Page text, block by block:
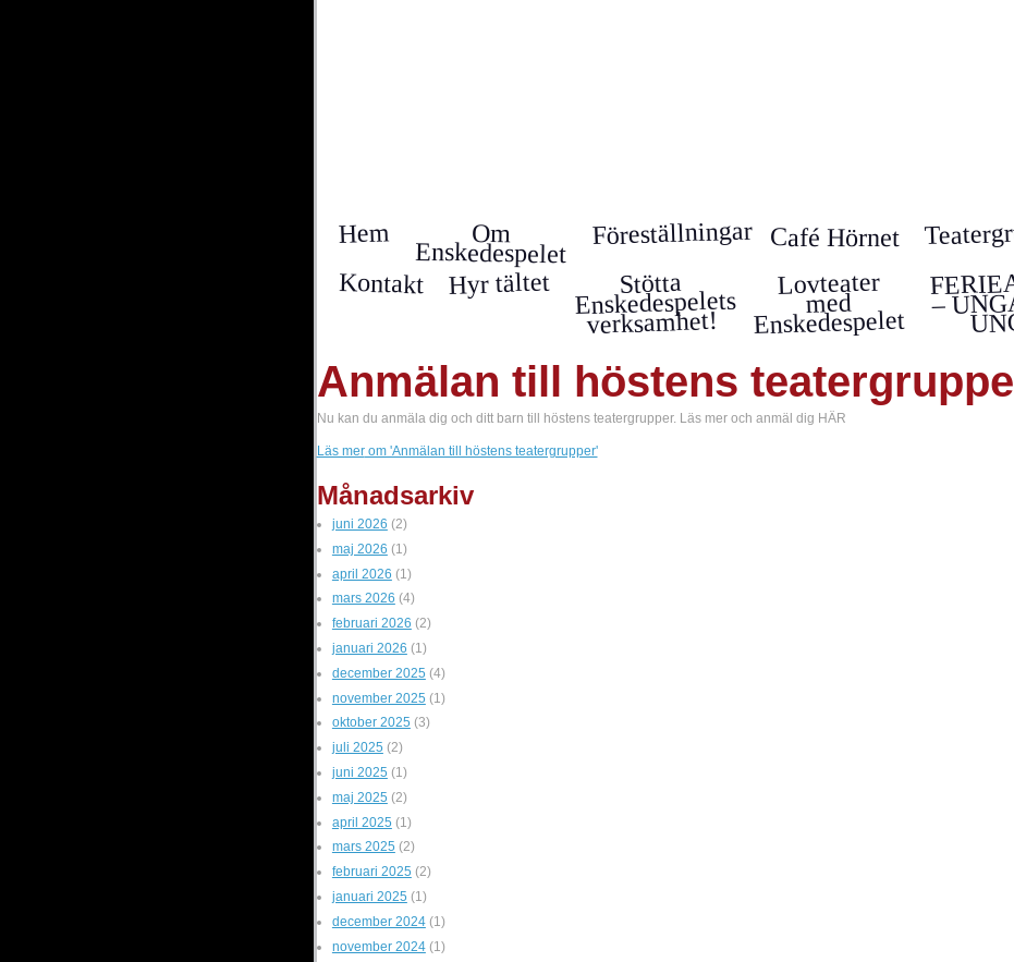
Hem Om
Enskedespelet
Föreställningar Café Hörnet
Kontakt Hyr tältet Stötta
Enskedespelets
verksamhet!
Lovteater
med
Enskedespelet
–
Anmälan till höstens
Nu kan du anmäla dig och ditt barn till höstens teatergrupper. Läs mer och anmäl dig HÄR
Läs merom 'Anmälan till höstens teatergrupper'
Månadsarkiv
juni 2026 (2)
maj 2026 (1)
april 2026 (1)
mars 2026 (4)
februari 2026 (2)
januari 2026 (1)
december 2025 (4)
november 2025 (1)
oktober 2025 (3)
juli 2025 (2)
juni 2025 (1)
maj 2025 (2)
april 2025 (1)
mars 2025 (2)
februari 2025 (2)
januari 2025 (1)
december 2024(1)
november 2024(1)